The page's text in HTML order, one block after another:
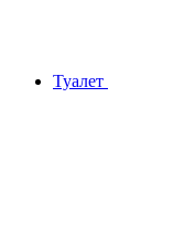
Туалет